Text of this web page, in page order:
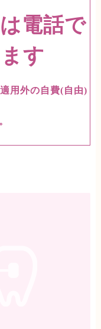
電話で
す
用外の自費(自由)